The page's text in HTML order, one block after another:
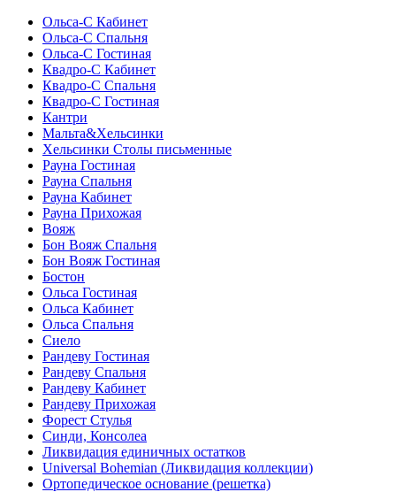
Ольса-С Кабинет
Ольса-С Спальня
Ольса-С Гостиная
Квадро-С Кабинет
Квадро-С Спальня
Квадро-С Гостиная
Кантри
Мальта&Хельсинки
Хельсинки Столы письменные
Рауна Гостиная
Рауна Спальня
Рауна Кабинет
Рауна Прихожая
Вояж
Бон Вояж Спальня
Бон Вояж Гостиная
Бостон
Ольса Гостиная
Ольса Кабинет
Ольса Спальня
Сиело
Рандеву Гостиная
Рандеву Спальня
Рандеву Кабинет
Рандеву Прихожая
Форест Стулья
Синди, Консолеа
Ликвидация единичных остатков
Universal Bohemian (Ликвидация коллекции)
Ортопедическое основание (решетка)